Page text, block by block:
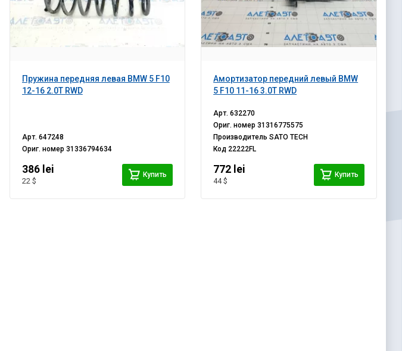
Пружина передняя левая BMW 5 F10
12-16 2.0T RWD
Арт. 647248
Ориг. номер 31336794634
386 lei
22 $
Купить
Амортизатор передний левый BMW
5 F10 11-16 3.0T RWD
Арт.632270
Ориг. номер31316775575
ПроизводительSATO TECH
Код 22222FL
772 lei
44 $
Купить